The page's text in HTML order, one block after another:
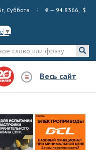
Суббота € — 94.8366, $
▼
Весь сайт